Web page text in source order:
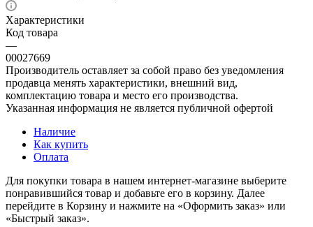
Характеристики
Код товара
—
00027669
Производитель оставляет за собой право без уведомления
продавца менять характеристики, внешний вид,
комплектацию товара и место его производства.
Указанная информация не является публичной офертой
Наличие
Как купить
Оплата
Для покупки товара в нашем интернет-магазине выберите
понравившийся товар и добавьте его в корзину. Далее
перейдите в Корзину и нажмите на «Оформить заказ» или
«Быстрый заказ».